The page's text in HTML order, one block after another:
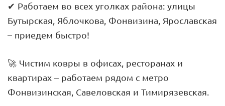
✔ Работаем во всех уголках района: улицы
Бутырская, Яблочкова, Фонвизина, Ярославская
– приедем быстро!
🚀 Чистим ковры в офисах, ресторанах и
квартирах – работаем рядом с метро
Фонвизинская, Савеловская и Тимирязевская.